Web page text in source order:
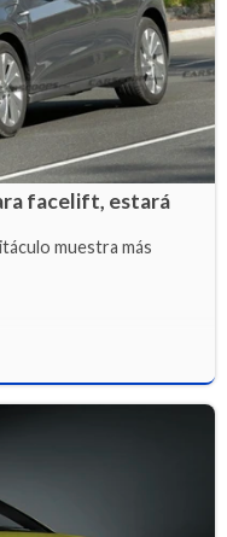
facelift, estará
muestra más